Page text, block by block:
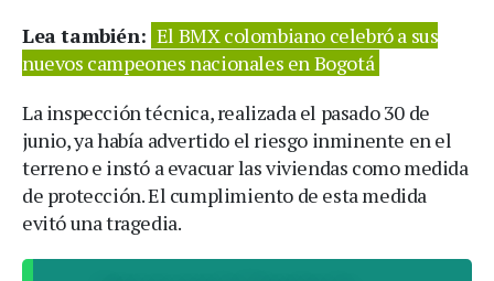
Lea también: El BMX colombiano celebró a sus
nuevos campeones nacionales en Bogotá
La inspección técnica, realizada el pasado 30 de
junio, ya había advertido el riesgo inminente en el
terreno e instó a evacuar las viviendas como medida
de protección. El cumplimiento de esta medida
evitó una tragedia.